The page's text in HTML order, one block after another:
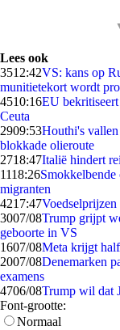
Lees ook
3512:42VS: kans op
munitietekort wordt
4510:16EU
Ceuta
2909:53Houthi's vallen
blokkade olieroute
2718:47Italië hindert
1118:26
migranten
4217:47
3007/08Trump grijpt
geboorte in VS
1607/08Meta krijgt
2007/08Denemarken
examens
4706/08Trump wil dat
Font-grootte:
Normaal